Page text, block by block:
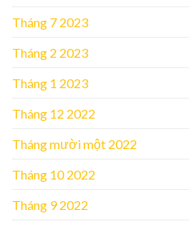
Tháng 7 2023
Tháng 2 2023
Tháng 1 2023
Tháng 12 2022
Tháng mười một 2022
Tháng 10 2022
Tháng 9 2022